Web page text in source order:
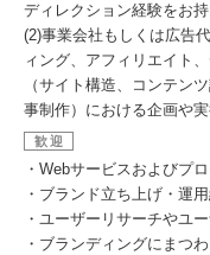
ディレクション経験をお
(2)事業会社もしくは広告
ィング、アフィリエイト
（サイト構造、コンテン
事制作）における企画や
歓迎
・Webサービスおよびプ
・ブランド立ち上げ・運
・ユーザーリサーチやユ
・ブランディングにまつ